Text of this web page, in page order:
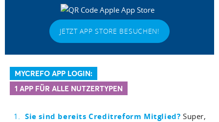
JETZT APP STORE BESUCHEN!
MYCREFO APP LOGIN:
1 APP FÜR ALLE NUTZERTYPEN
Sie sind bereits Creditreform Mitglied? Super,